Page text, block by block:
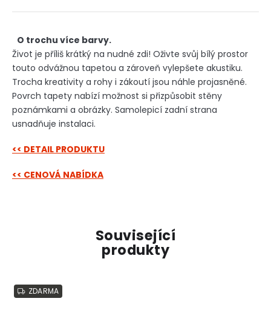
O trochu více barvy.
Život je příliš krátký na nudné zdi! Oživte svůj bílý prostor
touto odvážnou tapetou a zároveň vylepšete akustiku.
Trocha kreativity a rohy i zákoutí jsou náhle projasněné.
Povrch tapety nabízí možnost si přizpůsobit stěny
poznámkami a obrázky. Samolepicí zadní strana
usnadňuje instalaci.
<< DETAIL PRODUKTU
<< CENOVÁ NABÍDKA
Související
produkty
ZDARMA